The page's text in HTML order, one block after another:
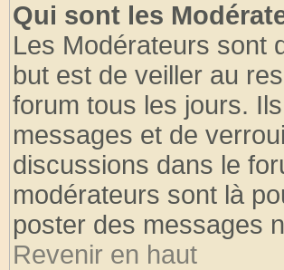
Qui sont les
Les Modérateurs sont
but est de veiller au
forum tous les jours.
messages et de
discussions dans le
modérateurs sont là
poster des messages
Revenir en haut